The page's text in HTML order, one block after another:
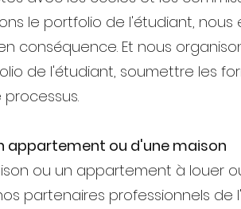
le portfolio de l'étudiant,
conséquence. Et nous
de l'étudiant, soumettre les
appartement ou d'une maison
ou un appartement à louer
partenaires professionnels de